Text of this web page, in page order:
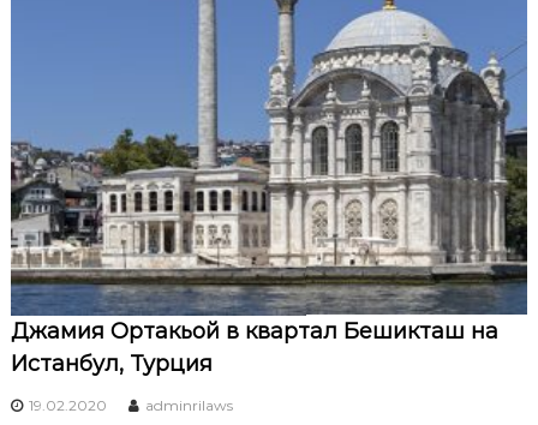
Джамия Ортакьой в квартал Бешикташ на
Истанбул, Турция
19.02.2020 adminrilaws